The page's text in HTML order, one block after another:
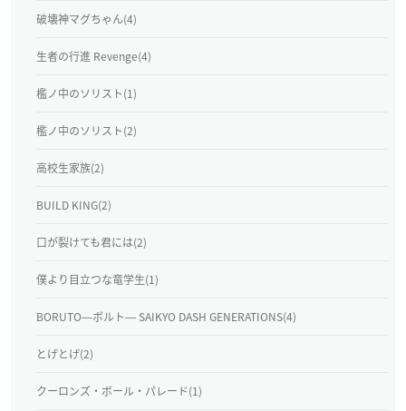
破壊神マグちゃん(4)
生者の行進 Revenge(4)
檻ノ中のソリスト(1)
檻ノ中のソリスト(2)
高校生家族(2)
BUILD KING(2)
口が裂けても君には(2)
僕より目立つな竜学生(1)
BORUTO―ボルト― SAIKYO DASH GENERATIONS(4)
とげとげ(2)
クーロンズ・ボール・パレード(1)